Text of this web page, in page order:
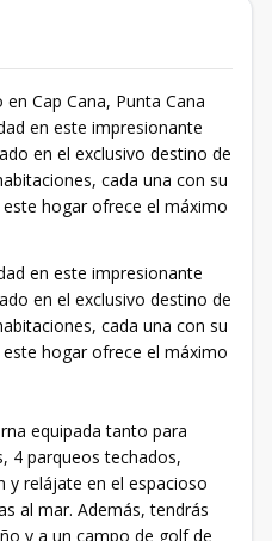
Cap Cana, Punta Cana
en este impresionante
en el exclusivo destino de
cada una con su
hogar ofrece el máximo
en este impresionante
en el exclusivo destino de
cada una con su
hogar ofrece el máximo
equipada tanto para
4 parqueos techados,
y relájate en el espacioso
al mar. Además, tendrás
y a un campo de golf de